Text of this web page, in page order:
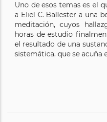
Uno de esos temas es el
a Eliel C. Ballester a una
meditación, cuyos
horas de estudio
el resultado de una
sistemática, que se acuña